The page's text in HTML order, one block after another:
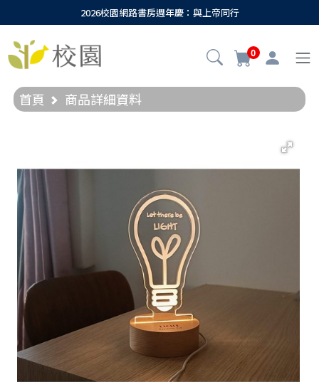
2026校園網路書房週年慶：與上帝同行
0
首頁 商品詳細資料